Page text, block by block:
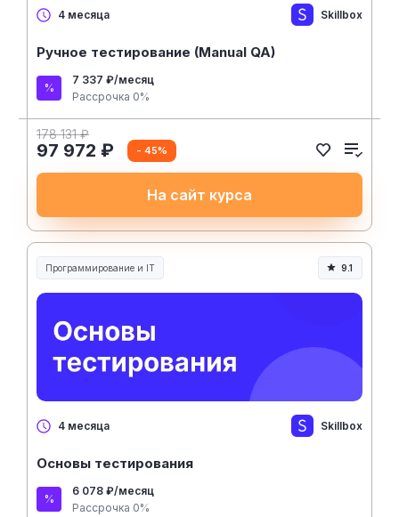
4 месяца Skillbox
Ручное тестирование (Manual QA)
7 337 ₽/месяц
Рассрочка 0%
178 131 ₽
97 972 ₽ - 45%
На сайт курса
Программирование и IT 9.1
4 месяца Skillbox
Основы тестирования
6 078 ₽/месяц
Рассрочка 0%